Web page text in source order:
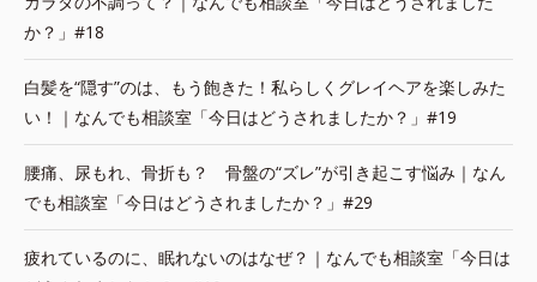
か？」#18
白髪を“隠す”のは、もう飽きた！私らしくグレイヘアを楽しみた
い！｜なんでも相談室「今日はどうされましたか？」#19
腰痛、尿もれ、骨折も？ 骨盤の“ズレ”が引き起こす悩み｜なん
でも相談室「今日はどうされましたか？」#29
疲れているのに、眠れないのはなぜ？｜なんでも相談室「今日は